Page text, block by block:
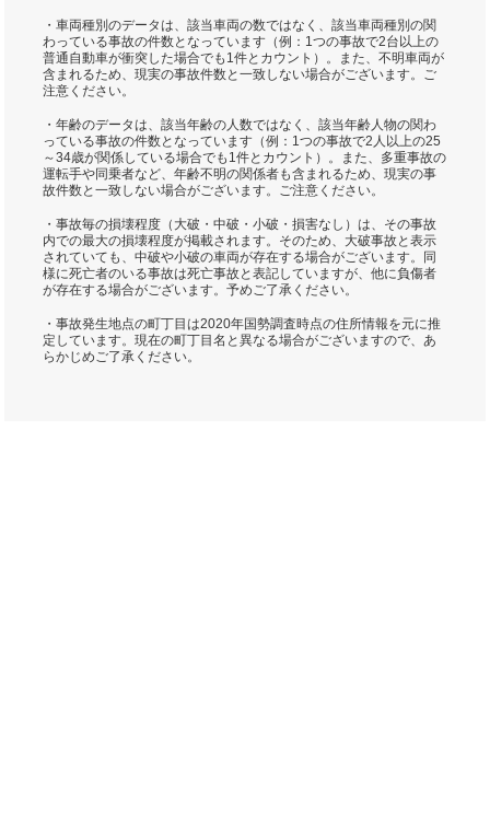
・車両種別のデータは、該当車両の数ではなく、該当車両種別の関
わっている事故の件数となっています（例：1つの事故で2台以上の
普通自動車が衝突した場合でも1件とカウント）。また、不明車両が
含まれるため、現実の事故件数と一致しない場合がございます。ご
注意ください。
・年齢のデータは、該当年齢の人数ではなく、該当年齢人物の関わ
っている事故の件数となっています（例：1つの事故で2人以上の25
～34歳が関係している場合でも1件とカウント）。また、多重事故の
運転手や同乗者など、年齢不明の関係者も含まれるため、現実の事
故件数と一致しない場合がございます。ご注意ください。
・事故毎の損壊程度（大破・中破・小破・損害なし）は、その事故
内での最大の損壊程度が掲載されます。そのため、大破事故と表示
されていても、中破や小破の車両が存在する場合がございます。同
様に死亡者のいる事故は死亡事故と表記していますが、他に負傷者
が存在する場合がございます。予めご了承ください。
・事故発生地点の町丁目は2020年国勢調査時点の住所情報を元に推
定しています。現在の町丁目名と異なる場合がございますので、あ
らかじめご了承ください。